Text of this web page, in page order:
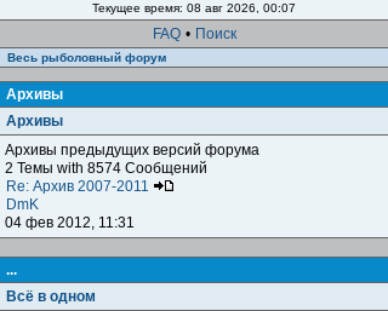
Текущее время: 08 авг 2026, 00:07
FAQ • Поиск
Весь рыболовный форум
Архивы
Архивы
Архивы предыдущих версий форума
2 Темы with 8574 Сообщений
Re: Архив 2007-2011
DmK
04 фев 2012, 11:31
...
Всё в одном